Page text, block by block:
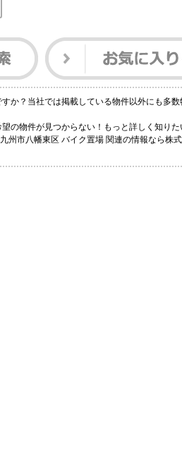
か？当社では掲載している物件以外にも多
の物件が見つからない！もっと詳しく知り
州市八幡東区 バイク置場 関連の情報なら株